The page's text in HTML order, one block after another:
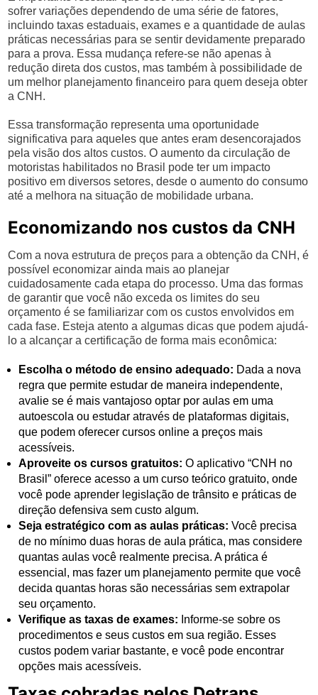
sofrer variações dependendo de uma série de fatores,
incluindo taxas estaduais, exames e a quantidade de aulas
práticas necessárias para se sentir devidamente preparado
para a prova. Essa mudança refere-se não apenas à
redução direta dos custos, mas também à possibilidade de
um melhor planejamento financeiro para quem deseja obter
a CNH.
Essa transformação representa uma oportunidade
significativa para aqueles que antes eram desencorajados
pela visão dos altos custos. O aumento da circulação de
motoristas habilitados no Brasil pode ter um impacto
positivo em diversos setores, desde o aumento do consumo
até a melhora na situação de mobilidade urbana.
Economizando nos custos da CNH
Com a nova estrutura de preços para a obtenção da CNH, é
possível economizar ainda mais ao planejar
cuidadosamente cada etapa do processo. Uma das formas
de garantir que você não exceda os limites do seu
orçamento é se familiarizar com os custos envolvidos em
cada fase. Esteja atento a algumas dicas que podem ajudá-
lo a alcançar a certificação de forma mais econômica:
Escolha o método de ensino adequado: Dada a nova
regra que permite estudar de maneira independente,
avalie se é mais vantajoso optar por aulas em uma
autoescola ou estudar através de plataformas digitais,
que podem oferecer cursos online a preços mais
acessíveis.
Aproveite os cursos gratuitos: O aplicativo “CNH no
Brasil” oferece acesso a um curso teórico gratuito, onde
você pode aprender legislação de trânsito e práticas de
direção defensiva sem custo algum.
Seja estratégico com as aulas práticas: Você precisa
de no mínimo duas horas de aula prática, mas considere
quantas aulas você realmente precisa. A prática é
essencial, mas fazer um planejamento permite que você
decida quantas horas são necessárias sem extrapolar
seu orçamento.
Verifique as taxas de exames: Informe-se sobre os
procedimentos e seus custos em sua região. Esses
custos podem variar bastante, e você pode encontrar
opções mais acessíveis.